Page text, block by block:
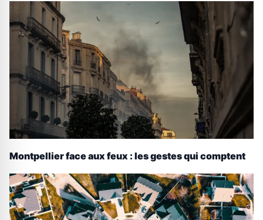
Montpellier face aux feux : les gestes qui comptent